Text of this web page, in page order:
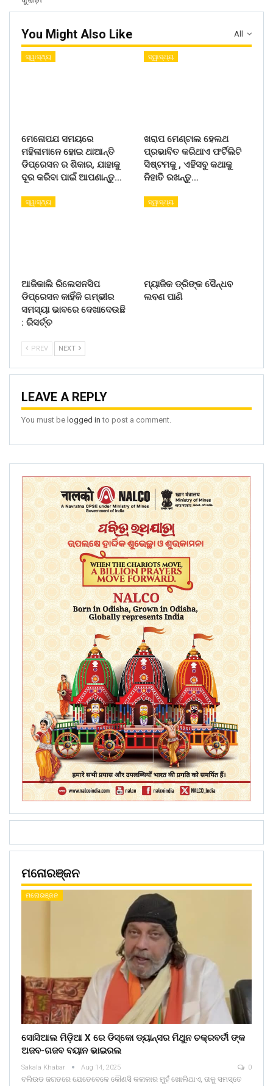
All
You Might Also Like
ସ୍ୱାସ୍ଥ୍ୟ
ମେନୋପଯ ସମୟରେ
ମହିଳାମାନେ ହୋଇ ଥାଆନ୍ତି
ଡିପ୍ରେସନ ର ଶିକାର, ଯାହାକୁ
ଦୂର କରିବା ପାଇଁ ଆପଣାନ୍ତୁ…
ସ୍ୱାସ୍ଥ୍ୟ
ଖରାପ ମେଣ୍ଟାଲ ହେଲଥ
ପ୍ରଭାବିତ କରିଥାଏ ଫର୍ଟିଲିଟି
ସିଷ୍ଟମକୁ , ଏହିସବୁ କଥାକୁ
ନିହାତି ରଖନ୍ତୁ…
ସ୍ୱାସ୍ଥ୍ୟ
ଆଜିକାଲି ରିଲେସନସିପ
ଡିପ୍ରେସନ କାହିଁକି ଗମ୍ଭୀର
ସମସ୍ୟା ଭାବରେ ଦେଖାଦେଉଛି
: ରିସର୍ଚ୍ଚ
ସ୍ୱାସ୍ଥ୍ୟ
ମ୍ୟାଜିକ ଡ୍ରିଙ୍କ ସୈନ୍ଧବ
ଲବଣ ପାଣି
PREV NEXT
LEAVE A REPLY
You must be logged in to post a comment.
ମନୋରଞ୍ଜନ
ମନୋରଞ୍ଜନ
ସୋସିଆଲ ମିଡ଼ିଆ X ରେ ଡିସ୍କୋ ଡ୍ୟାନ୍ସର ମିଥୁନ ଚକ୍ରବର୍ତୀ ଙ୍କ
ଅଜବ-ଗଜବ ବୟାନ ଭାଇରଲ
Sakala Khabar Aug 14, 2025 0
ବଲିଉଡ ଜଗତରେ ଯେତେବେଳେ କୌଣସି କଳାକାର ମୁହଁ ଖୋଲିଥାଏ, ତାକୁ ସମସ୍ତେ